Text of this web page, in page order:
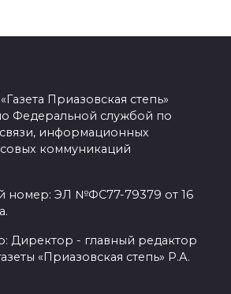
Приазовская степь»
Федеральной службой по
информационных
коммуникаций
номер: ЭЛ №ФС77-79379 от 16
Директор - главный редактор
«Приазовская степь» Р.А.